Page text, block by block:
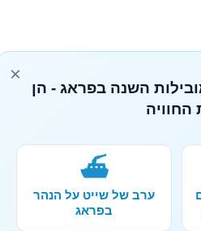
×
השנה בפראג - הן
החוויה
⛴️
ערב של שייט על הנהר
בפראג